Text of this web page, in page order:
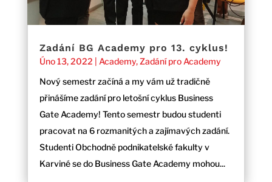
Zadání BG Academy pro 13. cyklus!
Úno 13, 2022 | Academy,Zadání pro Academy
Nový semestr začíná a my vám už tradičně
přinášíme zadání pro letošní cyklus Business
Gate Academy! Tento semestr budou studenti
pracovat na 6 rozmanitých a zajímavých zadání.
Studenti Obchodně podnikatelské fakulty v
Karviné se do Business Gate Academy mohou...